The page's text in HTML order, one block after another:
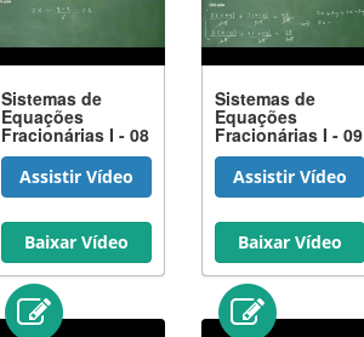
Sistemas de
Equações
Fracionárias I - 08
Assistir Vídeo
Baixar Vídeo
Sistemas de
Equações
Fracionárias I - 09
Assistir Vídeo
Baixar Vídeo